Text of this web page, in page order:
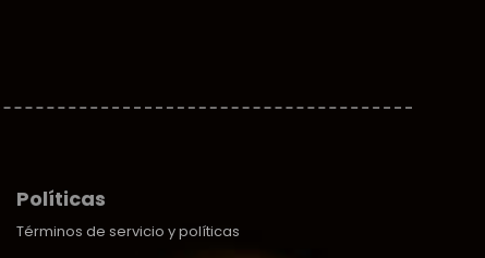
Políticas
Términos de servicio y políticas